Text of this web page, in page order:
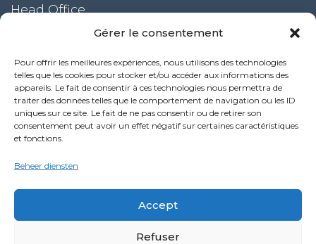
Gérer le consentement
Pour offrir les meilleures expériences, nous utilisons des technologies
telles que les cookies pour stocker et/ou accéder aux informations des
appareils. Le fait de consentir à ces technologies nous permettra de
traiter des données telles que le comportement de navigation ou les ID
uniques sur ce site. Le fait de ne pas consentir ou de retirer son
consentement peut avoir un effet négatif sur certaines caractéristiques
et fonctions.
Beheer diensten
Accept
Refuser
Head Office
69760 Limonest – FRANCE
+33 (0) 4 72 52 70 70
Solware Auto op Expomecanica 2024 by Motrio
3 februari 2025
Vereenvoudig uw supportaanvragen voor Solware
16 oktober 2024
Nieuwe functie van de Performance-service
9 oktober 2024